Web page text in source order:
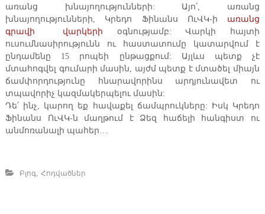
առանց խնայողությունների: Այո՛, առանց
խնայողությունների, Կրեդո Ֆինանս ՈւՎԿ-ի առանց
գրավի վարկերի օգնությամբ: Վարկի հայտի
ուսումնասիրությունն ու հաստատումը կատարվում է
ընդամենը 15 րոպեի ընթացքում: Այլևս պետք չէ
մտահոգվել գումարի մասին, այժմ պետք է մտածել միայն
ճամփորդությունը հնարավորինս արդյունավետ ու
տպավորիչ կազմակերպելու մասին:
Դե՛ ինչ, կարող եք հավաքել ճամպրուկները: Իսկ Կրեդո
Ֆինանս ՈւՎԿ-ն մաղթում է Ձեզ հաճելի հանգիստ ու
անմոռանալի պահեր…
Բլոգ, Հոդվածներ